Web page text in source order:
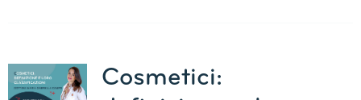
Cosmetici: